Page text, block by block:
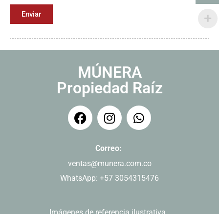
Enviar
MÚNERA
Propiedad Raíz
Correo:
ventas@munera.com.co
WhatsApp: +57 3054315476